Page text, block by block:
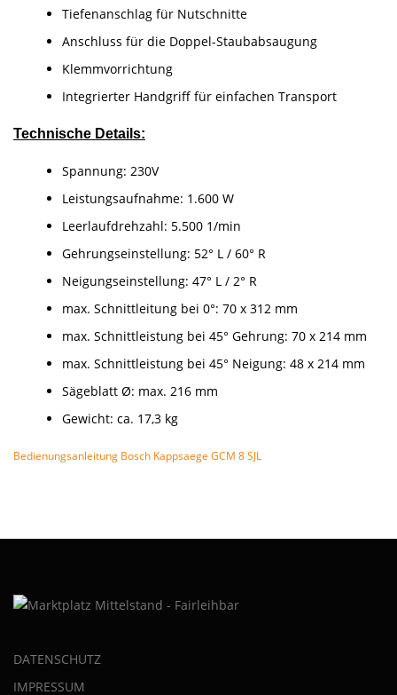
Tiefenanschlag für Nutschnitte
Anschluss für die Doppel-Staubabsaugung
Klemmvorrichtung
Integrierter Handgriff für einfachen Transport
Technische Details:
Spannung: 230V
Leistungsaufnahme: 1.600 W
Leerlaufdrehzahl: 5.500 1/min
Gehrungseinstellung: 52° L / 60° R
Neigungseinstellung: 47° L / 2° R
max. Schnittleitung bei 0°: 70 x 312 mm
max. Schnittleistung bei 45° Gehrung: 70 x 214 mm
max. Schnittleistung bei 45° Neigung: 48 x 214 mm
Sägeblatt Ø: max. 216 mm
Gewicht: ca. 17,3 kg
Bedienungsanleitung Bosch Kappsaege GCM 8 SJL
DATENSCHUTZ
IMPRESSUM